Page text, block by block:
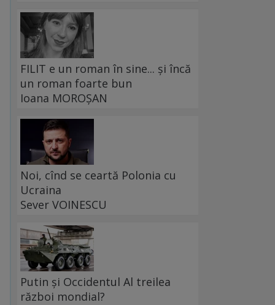
FILIT e un roman în sine... și încă
un roman foarte bun
Ioana MOROȘAN
Noi, cînd se ceartă Polonia cu
Ucraina
Sever VOINESCU
Putin și Occidentul Al treilea
război mondial?